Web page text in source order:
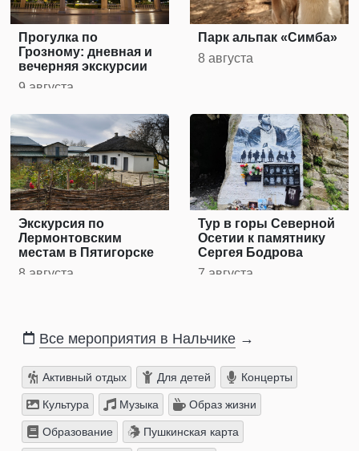
Прогулка по
Грозному: дневная и
вечерняя экскурсии
9 августа
Парк альпак «Симба»
8 августа
Экскурсия по
Лермонтовским
местам в Пятигорске
8 августа
Тур в горы Северной
Осетии к памятнику
Сергея Бодрова
7 августа
Все мероприятия в Нальчике →
Активный отдых Для детей Концерты
Культура Музыка Образ жизни
Образование Пушкинская карта